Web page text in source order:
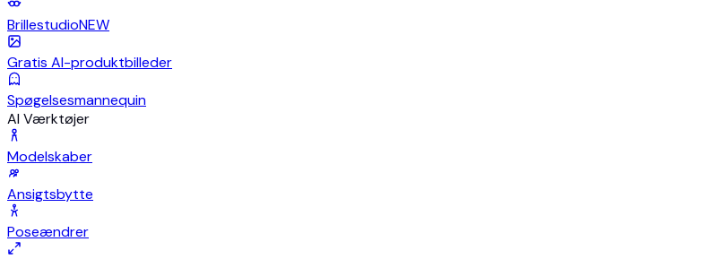
BrillestudioNEW
Gratis AI-produktbilleder
Spøgelsesmannequin
AI Værktøjer
Modelskaber
Ansigtsbytte
Poseændrer